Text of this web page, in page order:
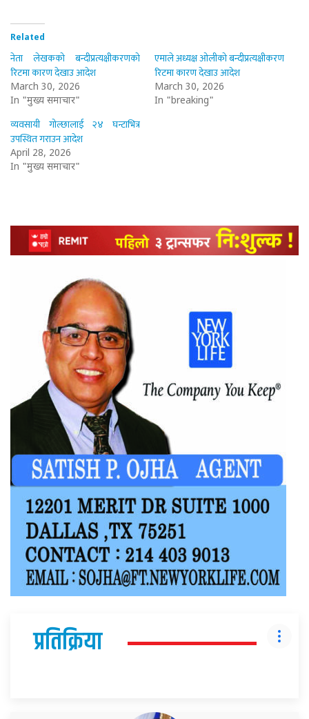
Related
नेता लेखकको बन्दीप्रत्यक्षीकरणको
रिटमा कारण देखाउ आदेश
March 30, 2026
In "मुख्य समाचार"
एमाले अध्यक्ष ओलीको बन्दीप्रत्यक्षीकरण
रिटमा कारण देखाउ आदेश
March 30, 2026
In "breaking"
व्यवसायी गोल्छालाई २४ घन्टाभित्र
उपस्थित गराउन आदेश
April 28, 2026
In "मुख्य समाचार"
प्रतिक्रिया